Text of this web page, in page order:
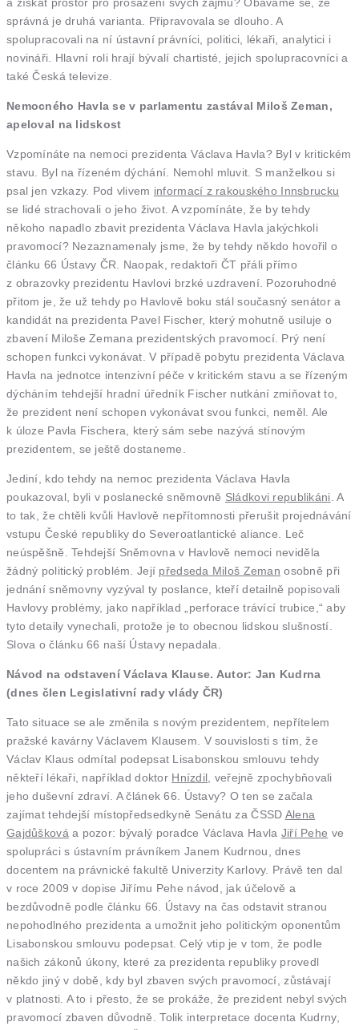
správná je druhá varianta. Připravovala se dlouho. A
spolupracovali na ní ústavní právníci, politici, lékaři, analytici i
novináři. Hlavní roli hrají bývalí chartisté, jejich spolupracovníci a
také Česká televize.
Nemocného Havla se v parlamentu zastával Miloš Zeman,
apeloval na lidskost
Vzpomínáte na nemoci prezidenta Václava Havla? Byl v kritickém
stavu. Byl na řízeném dýchání. Nemohl mluvit. S manželkou si
psal jen vzkazy. Pod vlivem informací z rakouského Innsbrucku
se lidé strachovali o jeho život. A vzpomínáte, že by tehdy
někoho napadlo zbavit prezidenta Václava Havla jakýchkoli
pravomocí? Nezaznamenaly jsme, že by tehdy někdo hovořil o
článku 66 Ústavy ČR. Naopak, redaktoři ČT přáli přímo
z obrazovky prezidentu Havlovi brzké uzdravení. Pozoruhodné
přitom je, že už tehdy po Havlově boku stál současný senátor a
kandidát na prezidenta Pavel Fischer, který mohutně usiluje o
zbavení Miloše Zemana prezidentských pravomocí. Prý není
schopen funkci vykonávat. V případě pobytu prezidenta Václava
Havla na jednotce intenzivní péče v kritickém stavu a se řízeným
dýcháním tehdejší hradní úředník Fischer nutkání zmiňovat to,
že prezident není schopen vykonávat svou funkci, neměl. Ale
k úloze Pavla Fischera, který sám sebe nazývá stínovým
prezidentem, se ještě dostaneme.
Jediní, kdo tehdy na nemoc prezidenta Václava Havla
poukazoval, byli v poslanecké sněmovně Sládkovi republikáni . A
to tak, že chtěli kvůli Havlově nepřítomnosti přerušit projednávání
vstupu České republiky do Severoatlantické aliance. Leč
neúspěšně. Tehdejší Sněmovna v Havlově nemoci neviděla
žádný politický problém. Její předseda Miloš Zeman osobně při
jednání sněmovny vyzýval ty poslance, kteří detailně popisovali
Havlovy problémy, jako například „perforace trávící trubice,“ aby
tyto detaily vynechali, protože je to obecnou lidskou slušností.
Slova o článku 66 naší Ústavy nepadala.
Návod na odstavení Václava Klause. Autor: Jan Kudrna
(dnes člen Legislativní rady vlády ČR)
Tato situace se ale změnila s novým prezidentem, nepřítelem
pražské kavárny Václavem Klausem. V souvislosti s tím, že
Václav Klaus odmítal podepsat Lisabonskou smlouvu tehdy
někteří lékaři, například doktor Hnízdil , veřejně zpochybňovali
jeho duševní zdraví. A článek 66. Ústavy? O ten se začala
zajímat tehdejší místopředsedkyně Senátu za ČSSD Alena
Gajdůšková a pozor: bývalý poradce Václava Havla Jiří Pehe ve
spolupráci s ústavním právníkem Janem Kudrnou, dnes
docentem na právnické fakultě Univerzity Karlovy. Právě ten dal
v roce 2009 v dopise Jiřímu Pehe návod, jak účelově a
bezdůvodně podle článku 66. Ústavy na čas odstavit stranou
nepohodlného prezidenta a umožnit jeho politickým oponentům
Lisabonskou smlouvu podepsat. Celý vtip je v tom, že podle
našich zákonů úkony, které za prezidenta republiky provedl
někdo jiný v době, kdy byl zbaven svých pravomocí, zůstávají
v platnosti. A to i přesto, že se prokáže, že prezident nebyl svých
pravomocí zbaven důvodně. Tolik interpretace docenta Kudrny,